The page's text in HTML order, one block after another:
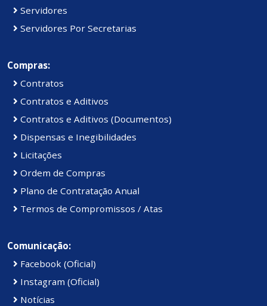
Servidores
Servidores Por Secretarias
Compras:
Contratos
Contratos e Aditivos
Contratos e Aditivos (Documentos)
Dispensas e Inegibilidades
Licitações
Ordem de Compras
Plano de Contratação Anual
Termos de Compromissos / Atas
Comunicação:
Facebook (Oficial)
Instagram (Oficial)
Notícias